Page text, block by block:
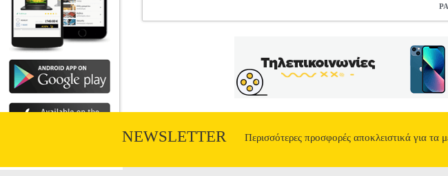
•HEWLETT PACKARD στην κατηγορία INKJET PRINTER
Magenta Ink Cartridge με μελάνη Vivera προσφέρει αξιόπιστη
γνήσια δοχεία μελάνης HP με μελάνη HP Vivera σάς βοηθούν να
Δημιουργήστε καθαρές, ακριβείς, ανθεκτικές στις μουτζούρες
Ματζέντα. • Χωρητικότητα: 130 ml. • OEM: C9372A
DesignJet T1120 PS 24' | DesignJet T1120 44' | DesignJet T1120
HEWLETT PACKARD NO 72
NEWSLETTER Περισσότερες προσφορές αποκλειστικά για